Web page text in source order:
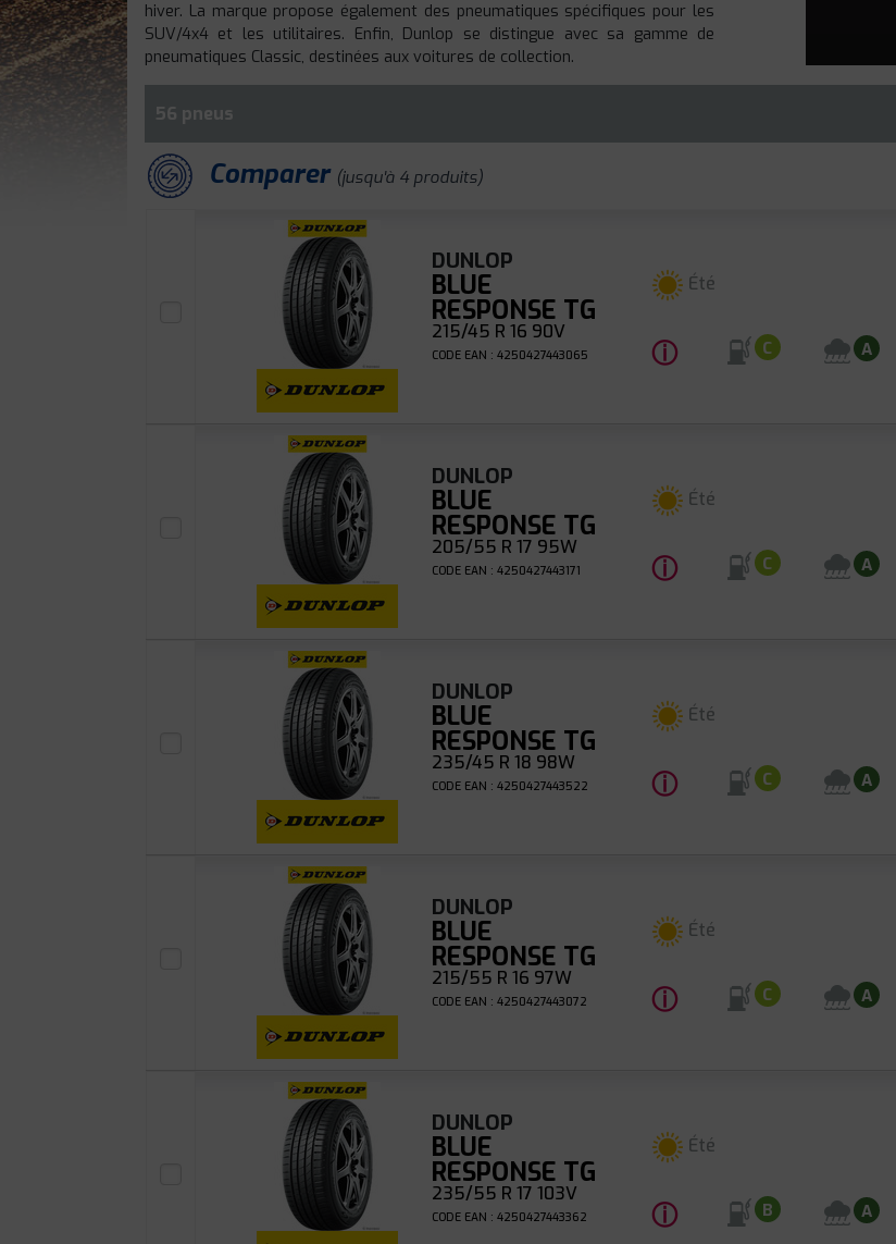
hiver. La marque propose également des pneumatiques spécifiques pour les
SUV/4x4 et les utilitaires. Enfin, Dunlop se distingue avec sa gamme de
pneumatiques Classic, destinées aux voitures de collection.
56 pneus
Comparer (jusqu'à 4 produits)
DUNLOP
BLUE
RESPONSE TG
215/45 R 16 90V
CODE EAN : 4250427443065
Été
ⓘ C A
DUNLOP
BLUE
RESPONSE TG
205/55 R 17 95W
CODE EAN : 4250427443171
Été
ⓘ C A
DUNLOP
BLUE
RESPONSE TG
235/45 R 18 98W
CODE EAN : 4250427443522
Été
ⓘ C A
DUNLOP
BLUE
RESPONSE TG
215/55 R 16 97W
CODE EAN : 4250427443072
Été
ⓘ C A
DUNLOP
BLUE
RESPONSE TG
235/55 R 17 103V
CODE EAN : 4250427443362
Été
ⓘ B A